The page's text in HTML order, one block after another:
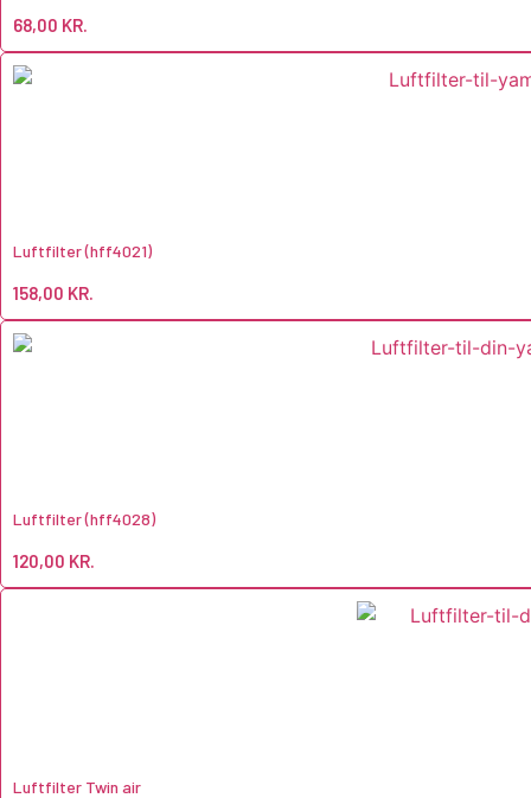
68,00 KR.
Luftfilter (hff4021)
158,00 KR.
Luftfilter (hff4028)
120,00 KR.
Luftfilter Twin air